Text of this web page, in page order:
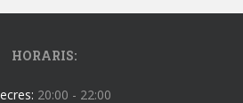
HORARIS:
20:00 - 22:00